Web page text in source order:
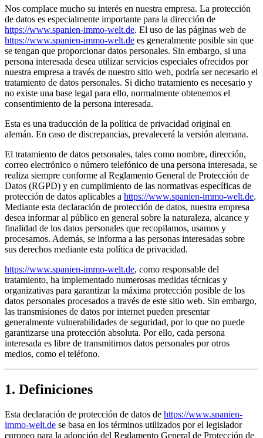
Nos complace mucho su interés en nuestra empresa. La protección
de datos es especialmente importante para la dirección de
https://www.spanien-immo-welt.de. El uso de las páginas web de
https://www.spanien-immo-welt.de es generalmente posible sin que
se tengan que proporcionar datos personales. Sin embargo, si una
persona interesada desea utilizar servicios especiales ofrecidos por
nuestra empresa a través de nuestro sitio web, podría ser necesario el
tratamiento de datos personales. Si dicho tratamiento es necesario y
no existe una base legal para ello, normalmente obtenemos el
consentimiento de la persona interesada.
Esta es una traducción de la política de privacidad original en
alemán. En caso de discrepancias, prevalecerá la versión alemana.
El tratamiento de datos personales, tales como nombre, dirección,
correo electrónico o número telefónico de una persona interesada, se
realiza siempre conforme al Reglamento General de Protección de
Datos (RGPD) y en cumplimiento de las normativas específicas de
protección de datos aplicables a https://www.spanien-immo-welt.de.
Mediante esta declaración de protección de datos, nuestra empresa
desea informar al público en general sobre la naturaleza, alcance y
finalidad de los datos personales que recopilamos, usamos y
procesamos. Además, se informa a las personas interesadas sobre
sus derechos mediante esta política de privacidad.
https://www.spanien-immo-welt.de, como responsable del
tratamiento, ha implementado numerosas medidas técnicas y
organizativas para garantizar la máxima protección posible de los
datos personales procesados a través de este sitio web. Sin embargo,
las transmisiones de datos por internet pueden presentar
generalmente vulnerabilidades de seguridad, por lo que no puede
garantizarse una protección absoluta. Por ello, cada persona
interesada es libre de transmitirnos datos personales por otros
medios, como el teléfono.
1. Definiciones
Esta declaración de protección de datos de https://www.spanien-
immo-welt.de se basa en los términos utilizados por el legislador
europeo para la adopción del Reglamento General de Protección de